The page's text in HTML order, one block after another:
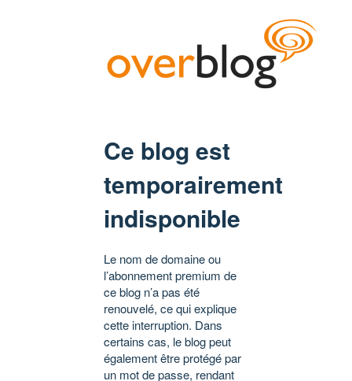
Ce blog est
temporairement
indisponible
Le nom de domaine ou
l’abonnement premium de
ce blog n’a pas été
renouvelé, ce qui explique
cette interruption. Dans
certains cas, le blog peut
également être protégé par
un mot de passe, rendant